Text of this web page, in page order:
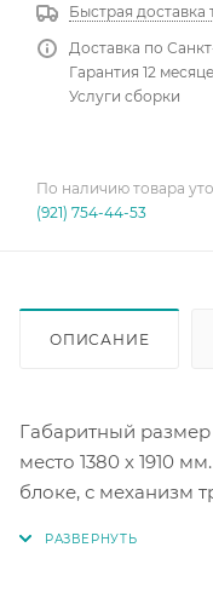
Быстрая доставка
Доставка по
Гарантия 12
Услуги сборки
По наличию товара
(921) 754-44-53
ОПИСАНИЕ
Габаритный размер
место 1380 х 1910
блоке, с механизм